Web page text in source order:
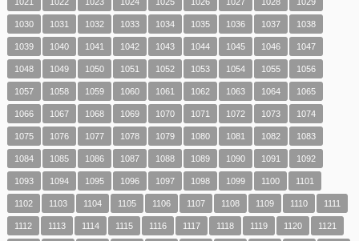
1030 1031 1032 1033 1034 1035 1036 1037 1038
1039 1040 1041 1042 1043 1044 1045 1046 1047
1048 1049 1050 1051 1052 1053 1054 1055 1056
1057 1058 1059 1060 1061 1062 1063 1064 1065
1066 1067 1068 1069 1070 1071 1072 1073 1074
1075 1076 1077 1078 1079 1080 1081 1082 1083
1084 1085 1086 1087 1088 1089 1090 1091 1092
1093 1094 1095 1096 1097 1098 1099 1100 1101
1102 1103 1104 1105 1106 1107 1108 1109 1110 1111
1112 1113 1114 1115 1116 1117 1118 1119 1120 1121